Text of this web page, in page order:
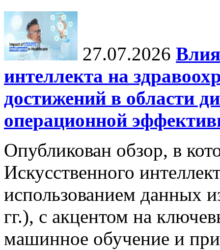
27.07.2026
интеллекта на
достижений в области
операционной
Опубликован обзор, в
Искусственного
использованием данных
гг.), с акцентом на
машинное обучение и